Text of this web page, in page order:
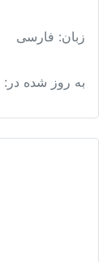
زبان: فارسی
به روز شده در: